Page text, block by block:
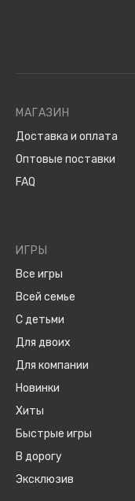
МАГАЗИН
Доставка и оплата
Оптовые поставки
FAQ
ИГРЫ
Все игры
Всей семье
С детьми
Для двоих
Для компании
Новинки
Хиты
Быстрые игры
В дорогу
Эксклюзив